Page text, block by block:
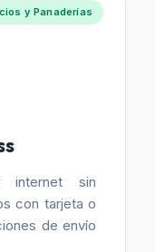
y Panaderías
internet sin
con tarjeta o
de envío